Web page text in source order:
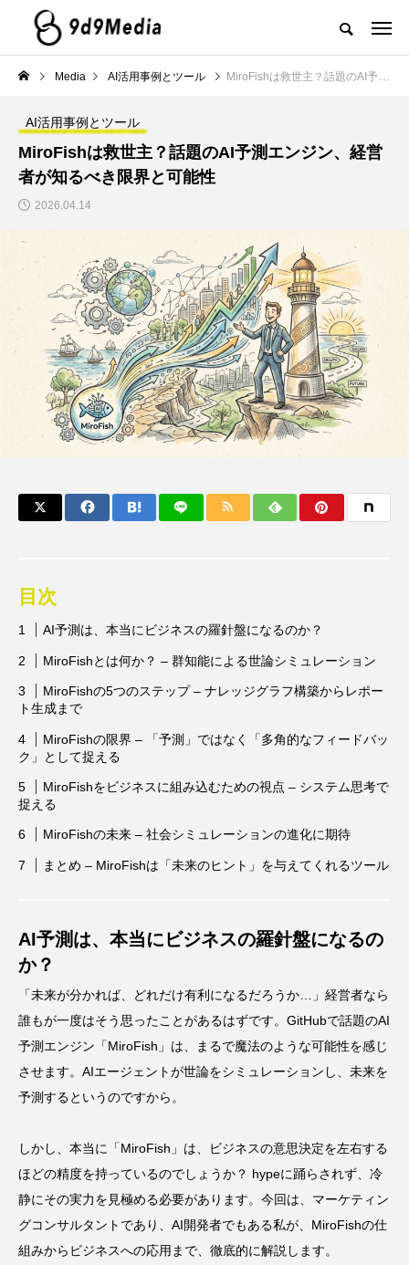
Media AI活用事例とツール MiroFishは救世主？話題のAI予測エンジン、経営者が知るべき限界と可能性
AI活用事例とツール
MiroFishは救世主？話題のAI予測エンジン、経営
者が知るべき限界と可能性
2026.04.14
目次
AI予測は、本当にビジネスの羅針盤になるのか？
MiroFishとは何か？ – 群知能による世論シミュレーション
MiroFishの5つのステップ – ナレッジグラフ構築からレポー
ト生成まで
MiroFishの限界 – 「予測」ではなく「多角的なフィードバッ
ク」として捉える
MiroFishをビジネスに組み込むための視点 – システム思考で
捉える
MiroFishの未来 – 社会シミュレーションの進化に期待
まとめ – MiroFishは「未来のヒント」を与えてくれるツール
AI予測は、本当にビジネスの羅針盤になるの
か？
「未来が分かれば、どれだけ有利になるだろうか…」経営者なら
誰もが一度はそう思ったことがあるはずです。GitHubで話題のAI
予測エンジン「MiroFish」は、まるで魔法のような可能性を感じ
させます。AIエージェントが世論をシミュレーションし、未来を
予測するというのですから。
しかし、本当に「MiroFish」は、ビジネスの意思決定を左右する
ほどの精度を持っているのでしょうか？ hypeに踊らされず、冷
静にその実力を見極める必要があります。今回は、マーケティン
グコンサルタントであり、AI開発者でもある私が、MiroFishの仕
組みからビジネスへの応用まで、徹底的に解説します。